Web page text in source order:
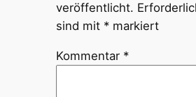
veröffentlicht.
sind mit *markiert
Kommentar *